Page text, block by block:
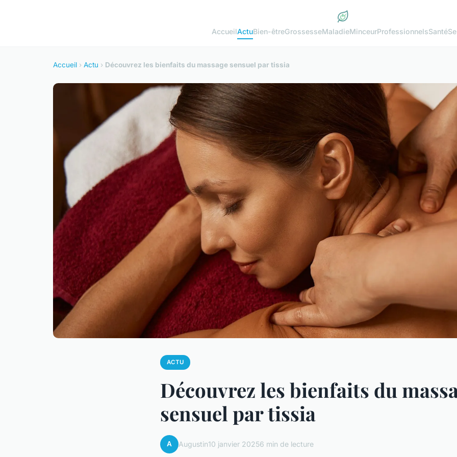
AccueilActuBien-êtreGrossesseMaladieMinceurProfessionnelsSanté
Accueil › Actu › Découvrez les bienfaits du massage sensuel par tissia
ACTU
Découvrez les bienfaits du
sensuel par tissia
A Augustin10 janvier 20256 min de lecture